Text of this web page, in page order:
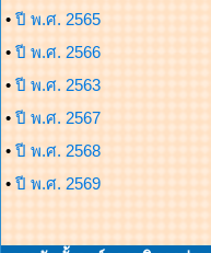
• ปี พ.ศ. 2565
• ปี พ.ศ. 2566
• ปี พ.ศ. 2563
• ปี พ.ศ. 2567
• ปี พ.ศ. 2568
• ปี พ.ศ. 2569